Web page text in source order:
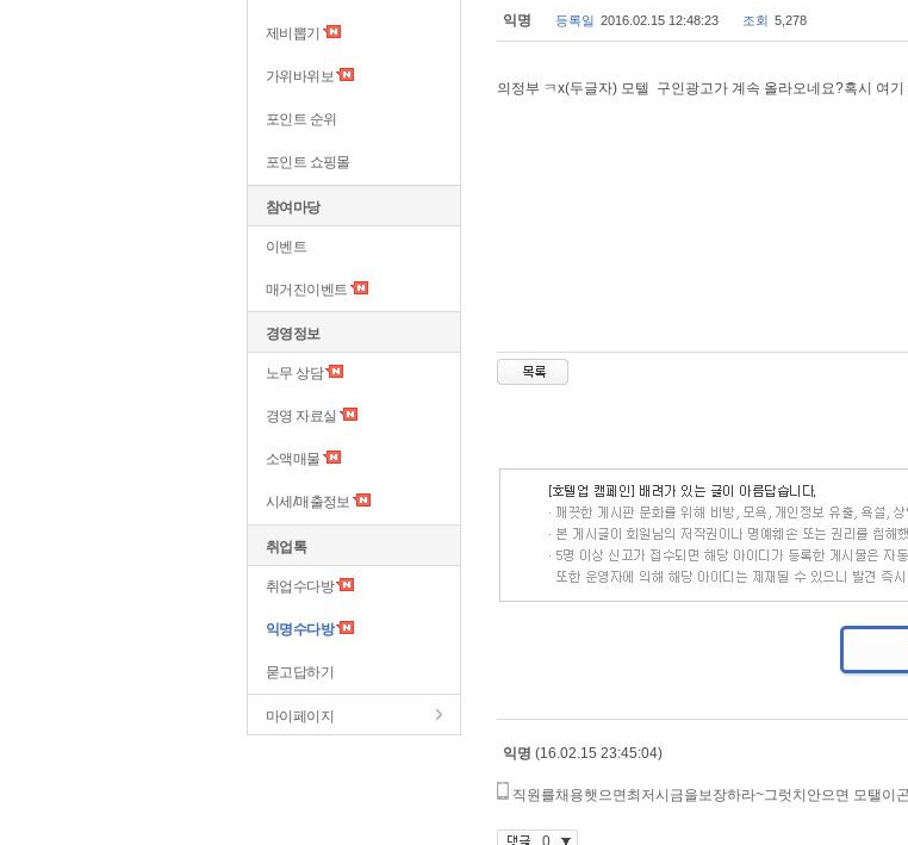
제비뽑기
가위바위보
포인트 순위
포인트 쇼핑몰
참여마당
이벤트
매거진이벤트
경영정보
노무 상담
경영 자료실
소액매물
시세/매출정보
취업톡
취업수다방
익명수다방
묻고답하기
마이페이지
익명 등록일 2016.02.15 12:48:23 조회 5,278
의정부 ㅋx(두글자) 모텔 구인광고가 계속 올라오네요?혹시 여기